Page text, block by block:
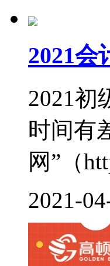
2021会
2021初
时间有
网”（
2021-